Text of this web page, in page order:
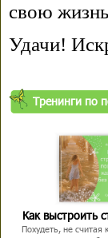
свою
Удачи!
Тренинги по
Как выстроить
Похудеть, не считая